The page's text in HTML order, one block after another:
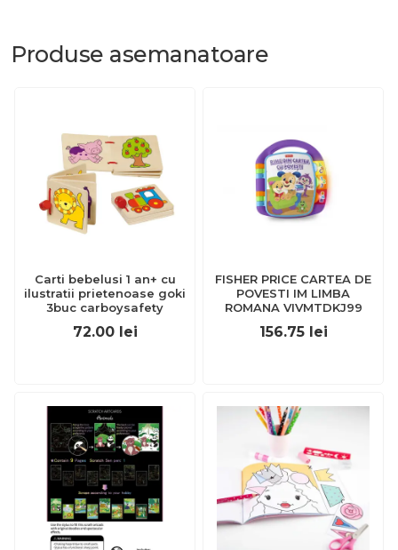
Produse asemanatoare
Carti bebelusi 1 an+ cu
ilustratii prietenoase goki
3buc carboysafety
72.00 lei
FISHER PRICE CARTEA DE
POVESTI IM LIMBA
ROMANA VIVMTDKJ99
156.75 lei